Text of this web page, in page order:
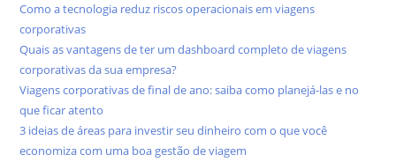
Como a tecnologia reduz riscos operacionais em viagens
corporativas
Quais as vantagens de ter um dashboard completo de viagens
corporativas da sua empresa?
Viagens corporativas de final de ano: saiba como planejá-las e no
que ficar atento
3 ideias de áreas para investir seu dinheiro com o que você
economiza com uma boa gestão de viagem